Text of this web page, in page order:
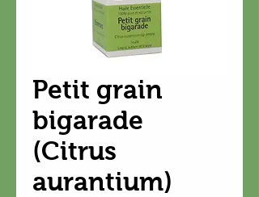
Petit grain
bigarade
(Citrus
aurantium)